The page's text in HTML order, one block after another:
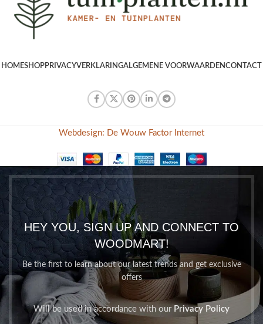
HOMESHOPPRIVACYVERKLARINGALGEMENE VOORWAARDENCONTACT
Webdesign: De Wouw Factor Internet
HEY YOU, SIGN UP AND CONNECT TO
WOODMART!
Be the first to learn about our latest trends and get exclusive
offers
Will be used in accordance with our Privacy Policy